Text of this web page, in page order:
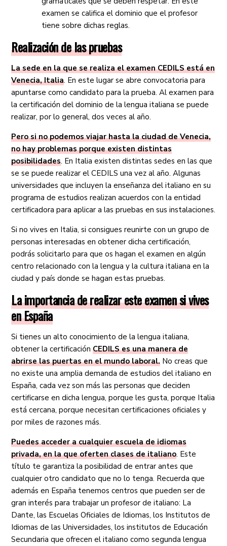
examen se califica el dominio que el profesor
tiene sobre dichas reglas.
Realización de las pruebas
La sede en la que se realiza el examen CEDILS está en
Venecia, Italia. En este lugar se abre convocatoria para
apuntarse como candidato para la prueba. Al examen para
la certificación del dominio de la lengua italiana se puede
realizar, por lo general, dos veces al año.
Pero si no podemos viajar hasta la ciudad de Venecia,
no hay problemas porque existen distintas
posibilidades. En Italia existen distintas sedes en las que
se se puede realizar el CEDILS una vez al año. Algunas
universidades que incluyen la enseñanza del italiano en su
programa de estudios realizan acuerdos con la entidad
certificadora para aplicar a las pruebas en sus instalaciones.
Si no vives en Italia, si consigues reunirte con un grupo de
personas interesadas en obtener dicha certificación,
podrás solicitarlo para que os hagan el examen en algún
centro relacionado con la lengua y la cultura italiana en la
ciudad y país donde se hagan estas pruebas.
La importancia de realizar este examen si vives
en España
Si tienes un alto conocimiento de la lengua italiana,
obtener la certificaciónCEDILS es una manera de
abrirse las puertas en el mundo laboral. No creas que
no existe una amplia demanda de estudios del italiano en
España, cada vez son más las personas que deciden
certificarse en dicha lengua, porque les gusta, porque Italia
está cercana, porque necesitan certificaciones oficiales y
por miles de razones más.
Puedes acceder a cualquier escuela de idiomas
privada, en la que oferten clases de italiano. Este
título te garantiza la posibilidad de entrar antes que
cualquier otro candidato que no lo tenga. Recuerda que
además en España tenemos centros que pueden ser de
gran interés para trabajar un profesor de italiano: La
Dante, las Escuelas Oficiales de Idiomas, los Institutos de
Idiomas de las Universidades, los institutos de Educación
Secundaria que ofrecen el italiano como segunda lengua